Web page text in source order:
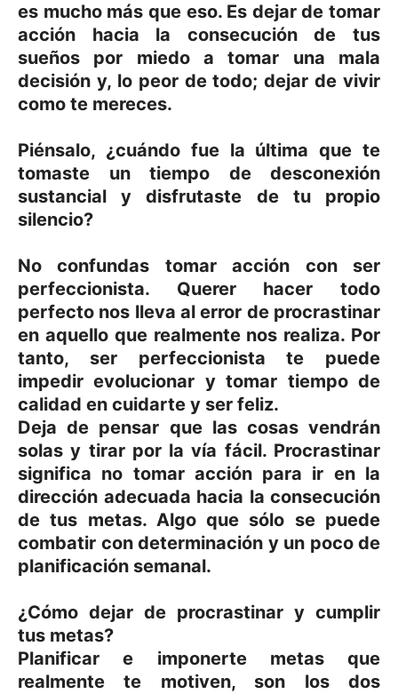
es mucho más que eso. Es dejar de tomar
acción hacia la consecución de tus
sueños por miedo a tomar una mala
decisión y, lo peor de todo; dejar de vivir
como te mereces.
Piénsalo, ¿cuándo fue la última que te
tomaste un tiempo de desconexión
sustancial y disfrutaste de tu propio
silencio?
No confundas tomar acción con ser
perfeccionista. Querer hacer todo
perfecto nos lleva al error de procrastinar
en aquello que realmente nos realiza. Por
tanto, ser perfeccionista te puede
impedir evolucionar y tomar tiempo de
calidad en cuidarte y ser feliz.
Deja de pensar que las cosas vendrán
solas y tirar por la vía fácil. Procrastinar
significa no tomar acción para ir en la
dirección adecuada hacia la consecución
de tus metas. Algo que sólo se puede
combatir con determinación y un poco de
planificación semanal.
¿Cómo dejar de procrastinar y cumplir
tus metas?
Planificar e imponerte metas que
realmente te motiven, son los dos